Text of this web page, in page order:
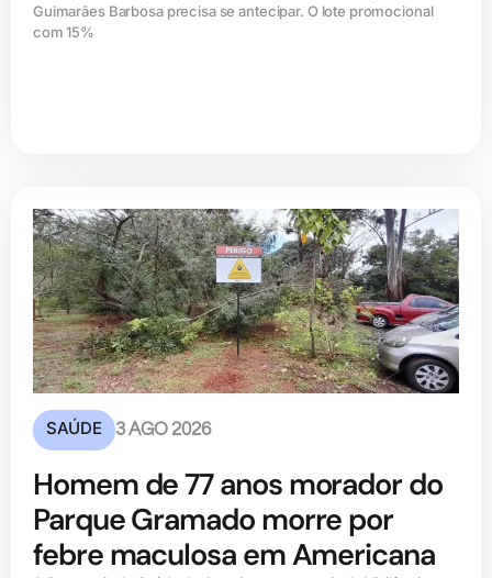
Guimarães Barbosa precisa se antecipar. O lote promocional
com 15%
SAÚDE 3 AGO 2026
Homem de 77 anos morador do
Parque Gramado morre por
febre maculosa em Americana